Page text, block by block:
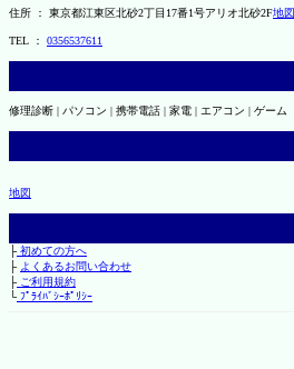
住所 ： 東京都江東区北砂2丁目17番1号アリオ北砂2F地図
TEL ： 0356537611
修理診断 | パソコン | 携帯電話 | 家電 | エアコン | ゲーム
地図
├初めての方へ
├ よくあるお問い合わせ
├ご利用規約
└ﾌﾟﾗｲﾊﾞｼｰﾎﾟﾘｼｰ